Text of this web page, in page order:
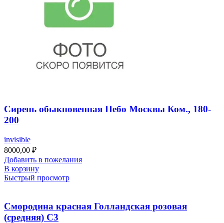
Сирень обыкновенная Небо Москвы Ком., 180-
200
invisible
8000,00 ₽
Добавить в пожелания
В корзину
Быстрый просмотр
Смородина красная Голландская розовая
(средняя) С3